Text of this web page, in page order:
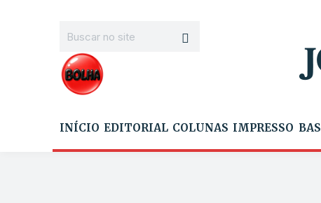
INÍCIO EDITORIAL COLUNAS IMPRESSO